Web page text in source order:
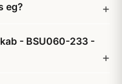
eg?
- BSU060-233 -